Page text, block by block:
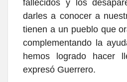
fallecidos y los
darles a conocer a
tienen a un pueblo que
complementando la
hemos logrado hacer
expresó Guerrero.